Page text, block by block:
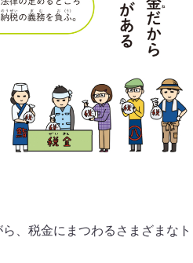
、税金にまつわるさまざまなト